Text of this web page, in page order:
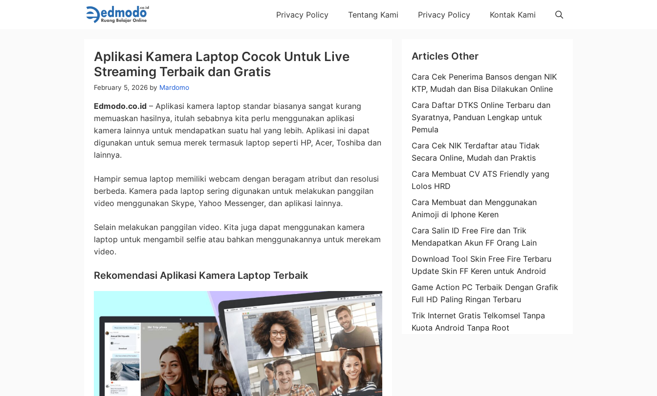
Privacy Policy Tentang Kami Privacy Policy Kontak Kami
Aplikasi Kamera Laptop Cocok Untuk Live
Streaming Terbaik dan Gratis
February 5, 2026 by Mardomo
Edmodo.co.id – Aplikasi kamera laptop standar biasanya sangat kurang
memuaskan hasilnya, itulah sebabnya kita perlu menggunakan aplikasi
kamera lainnya untuk mendapatkan suatu hal yang lebih. Aplikasi ini dapat
digunakan untuk semua merek termasuk laptop seperti HP, Acer, Toshiba dan
lainnya.
Hampir semua laptop memiliki webcam dengan beragam atribut dan resolusi
berbeda. Kamera pada laptop sering digunakan untuk melakukan panggilan
video menggunakan Skype, Yahoo Messenger, dan aplikasi lainnya.
Selain melakukan panggilan video. Kita juga dapat menggunakan kamera
laptop untuk mengambil selfie atau bahkan menggunakannya untuk merekam
video.
Rekomendasi Aplikasi Kamera Laptop Terbaik
Articles Other
Cara Cek Penerima Bansos dengan NIK
KTP, Mudah dan Bisa Dilakukan Online
Cara Daftar DTKS Online Terbaru dan
Syaratnya, Panduan Lengkap untuk
Pemula
Cara Cek NIK Terdaftar atau Tidak
Secara Online, Mudah dan Praktis
Cara Membuat CV ATS Friendly yang
Lolos HRD
Cara Membuat dan Menggunakan
Animoji di Iphone Keren
Cara Salin ID Free Fire dan Trik
Mendapatkan Akun FF Orang Lain
Download Tool Skin Free Fire Terbaru
Update Skin FF Keren untuk Android
Game Action PC Terbaik Dengan Grafik
Full HD Paling Ringan Terbaru
Trik Internet Gratis Telkomsel Tanpa
Kuota Android Tanpa Root